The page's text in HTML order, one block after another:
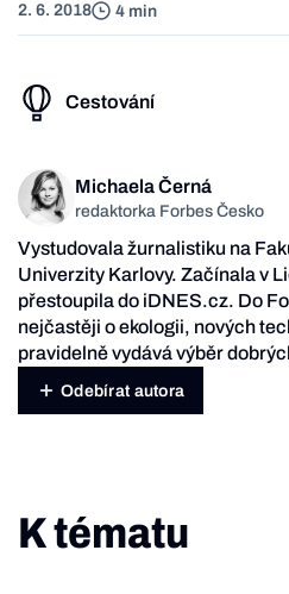
2. 6. 2018 4 min
Cestování
Michaela Černá
redaktorka Forbes Česko
Vystudovala žurnalistiku na
Univerzity Karlovy. Začínala v
přestoupila do iDNES.cz. Do
nejčastěji o ekologii, nových
pravidelně vydává výběr
Odebírat autora
K tématu